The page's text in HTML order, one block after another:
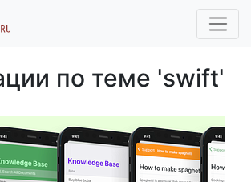
по теме 'swift'